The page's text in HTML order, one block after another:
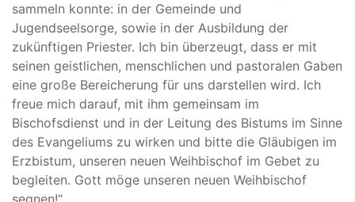
sammeln konnte: in der Gemeinde und
Jugendseelsorge, sowie in der Ausbildung der
zukünftigen Priester. Ich bin überzeugt, dass er mit
seinen geistlichen, menschlichen und pastoralen Gaben
eine große Bereicherung für uns darstellen wird. Ich
freue mich darauf, mit ihm gemeinsam im
Bischofsdienst und in der Leitung des Bistums im Sinne
des Evangeliums zu wirken und bitte die Gläubigen im
Erzbistum, unseren neuen Weihbischof im Gebet zu
begleiten. Gott möge unseren neuen Weihbischof
segnen!“